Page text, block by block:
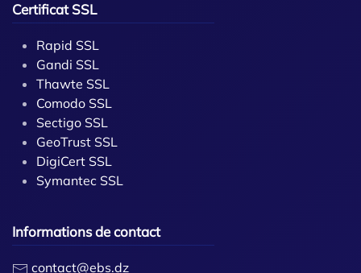
Certificat SSL
Rapid SSL
Gandi SSL
Thawte SSL
Comodo SSL
Sectigo SSL
GeoTrust SSL
DigiCert SSL
Symantec SSL
Informations de contact
contact@ebs.dz